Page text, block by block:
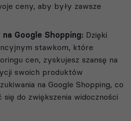
ceny, aby były zawsze
Google Shopping: Dzięki
stawkom, które
cen, zyskujesz szansę na
swoich produktów
na Google Shopping, co
do zwiększenia widoczności